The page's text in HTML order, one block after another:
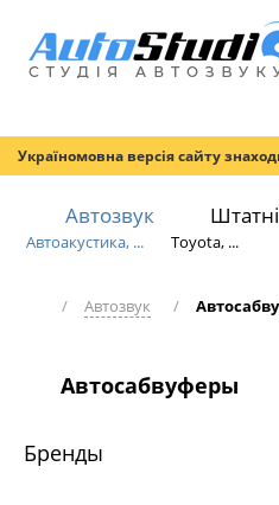
Україномовна версія сайту
Автозвук
Автоакустика, ... Toyota, ...
/ Автозвук /
Автосабвуферы
Бренды